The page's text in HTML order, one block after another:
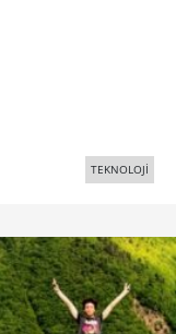
TEKNOLOJİ